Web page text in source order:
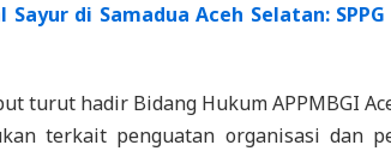
Sayur di Samadua Aceh Selatan:
turut hadir Bidang Hukum APPMBGI
terkait penguatan organisasi dan